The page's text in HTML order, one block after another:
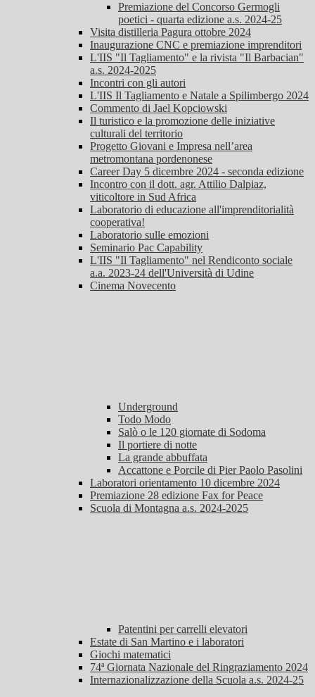
Premiazione del Concorso Germogli
poetici - quarta edizione a.s. 2024-25
Visita distilleria Pagura ottobre 2024
Inaugurazione CNC e premiazione imprenditori
L'IIS "Il Tagliamento" e la rivista "Il Barbacian"
a.s. 2024-2025
Incontri con gli autori
L'IIS Il Tagliamento e Natale a Spilimbergo 2024
Commento di Jael Kopciowski
Il turistico e la promozione delle iniziative
culturali del territorio
Progetto Giovani e Impresa nell’area
metromontana pordenonese
Career Day 5 dicembre 2024 - seconda edizione
Incontro con il dott. agr. Attilio Dalpiaz,
viticoltore in Sud Africa
Laboratorio di educazione all'imprenditorialità
cooperativa!
Laboratorio sulle emozioni
Seminario Pac Capability
L'IIS "Il Tagliamento" nel Rendiconto sociale
a.a. 2023-24 dell'Università di Udine
Cinema Novecento
Underground
Todo Modo
Salò o le 120 giornate di Sodoma
Il portiere di notte
La grande abbuffata
Accattone e Porcile di Pier Paolo Pasolini
Laboratori orientamento 10 dicembre 2024
Premiazione 28 edizione Fax for Peace
Scuola di Montagna a.s. 2024-2025
Patentini per carrelli elevatori
Estate di San Martino e i laboratori
Giochi matematici
74ª Giornata Nazionale del Ringraziamento 2024
Internazionalizzazione della Scuola a.s. 2024-25